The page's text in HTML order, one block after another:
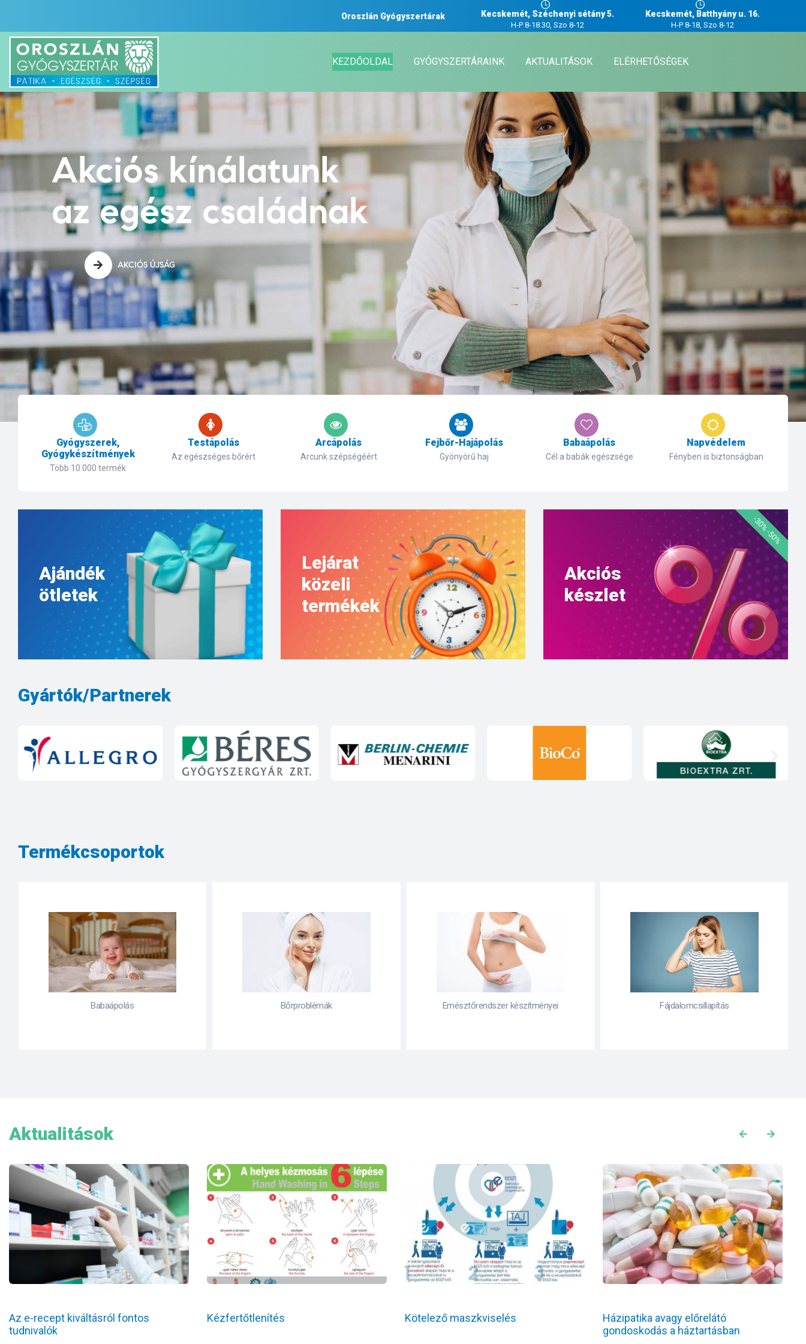
Oroszlán Gyógyszertárak Kecskemét, Széchenyi sétány 5.
H-P 8-18.30, Szo 8-12
Kecskemét, Batthyány u. 16.
H-P 8-18, Szo 8-12
KEZDŐOLDAL GYÓGYSZERTÁRAINK AKTUALITÁSOK ELÉRHETŐSÉGEK
AKCIÓS ÚJSÁG
Akciós kínálatunk
az egész családnak
Gyógyszerek,
Gyógykészítmények
Több 10.000 termék
Testápolás
Az egészséges bőrért
Arcápolás
Arcunk szépségéért
Fejbőr-Hajápolás
Gyönyörű haj
Babaápolás
Cél a babák egészsége
Napvédelem
Fényben is biztonságban
Ajándék
ötletek
Lejárat
közeli
termékek
Akciós
készlet
-30% -50%
Gyártók/Partnerek
Termékcsoportok
Babaápolás Bőrproblémák Emésztőrendszer készítményei Fájdalomcsillapítás
Aktualitások
Az e-recept kiváltásról fontos
tudnivalók
Kézfertőtlenítés Kötelező maszkviselés
Házipatika avagy előrelátó
gondoskodás a háztartásban